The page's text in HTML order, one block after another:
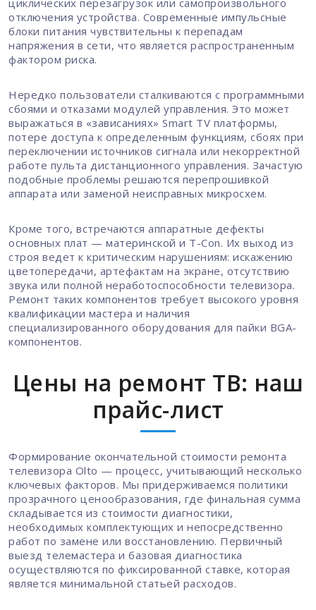
отключения устройства. Современные импульсные
блоки питания чувствительны к перепадам
напряжения в сети, что является распространенным
фактором риска.
Нередко пользователи сталкиваются с программными
сбоями и отказами модулей управления. Это может
выражаться в «зависаниях» Smart TV платформы,
потере доступа к определенным функциям, сбоях при
переключении источников сигнала или некорректной
работе пульта дистанционного управления. Зачастую
подобные проблемы решаются перепрошивкой
аппарата или заменой неисправных микросхем.
Кроме того, встречаются аппаратные дефекты
основных плат — материнской и T-Con. Их выход из
строя ведет к критическим нарушениям: искажению
цветопередачи, артефактам на экране, отсутствию
звука или полной неработоспособности телевизора.
Ремонт таких компонентов требует высокого уровня
квалификации мастера и наличия
специализированного оборудования для пайки BGA-
компонентов.
Цены на ремонт ТВ: наш
прайс-лист
Формирование окончательной стоимости ремонта
телевизора Olto — процесс, учитывающий несколько
ключевых факторов. Мы придерживаемся политики
прозрачного ценообразования, где финальная сумма
складывается из стоимости диагностики,
необходимых комплектующих и непосредственно
работ по замене или восстановлению. Первичный
выезд телемастера и базовая диагностика
осуществляются по фиксированной ставке, которая
является минимальной статьей расходов.